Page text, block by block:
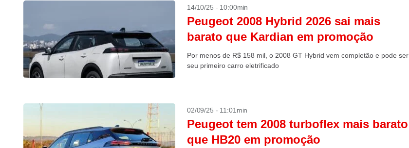
14/10/25 - 10:00min
Peugeot 2008 Hybrid 2026 sai mais
barato que Kardian em promoção
Por menos de R$ 158 mil, o 2008 GT Hybrid vem completão e pode ser
seu primeiro carro eletrificado
02/09/25 - 11:01min
Peugeot tem 2008 turboflex mais barato
que HB20 em promoção